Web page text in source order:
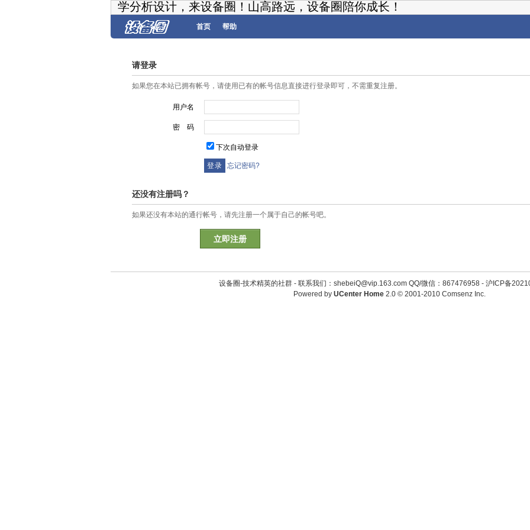
学分析设计，来设备圈！山高路远，设备圈陪你成长！
首页 帮助
请登录
如果您在本站已拥有帐号，请使用已有的帐号信息直接进行登录即可，不需重复注册。
用户名
密 码
下次自动登录
忘记密码?
还没有注册吗？
如果还没有本站的通行帐号，请先注册一个属于自己的帐号吧。
立即注册
设备圈-技术精英的社群 - 联系我们：shebeiQ@vip.163.com QQ/微信：867476958- 沪ICP备
Powered by UCenter Home 2.0© 2001-2010 Comsenz Inc.